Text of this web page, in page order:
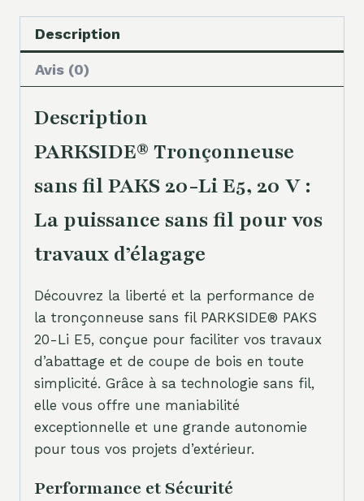
Description
Avis (0)
Description
PARKSIDE® Tronçonneuse
sans fil PAKS 20-Li E5, 20 V :
La puissance sans fil pour vos
travaux d’élagage
Découvrez la liberté et la performance de
la tronçonneuse sans fil PARKSIDE® PAKS
20-Li E5, conçue pour faciliter vos travaux
d’abattage et de coupe de bois en toute
simplicité. Grâce à sa technologie sans fil,
elle vous offre une maniabilité
exceptionnelle et une grande autonomie
pour tous vos projets d’extérieur.
Performance et Sécurité